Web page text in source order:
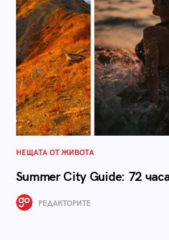
НЕЩАТА ОТ ЖИВОТА
Summer City Guide: 72
РЕДАКТОРИТЕ